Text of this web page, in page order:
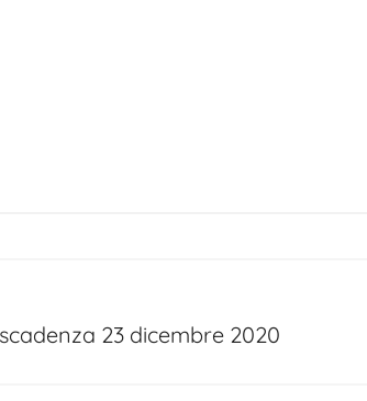
23 dicembre 2020